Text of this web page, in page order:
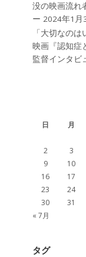
没の映画流れ
ー 2024年1月
「大切なの
映画『認知
監督インタビ
日 月
2
3
9
10
16
17
23
24
30
31
« 7月
タグ